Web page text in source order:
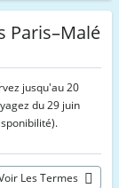
Paris–Malé
jusqu'au 20
du 29 juin
Les Termes